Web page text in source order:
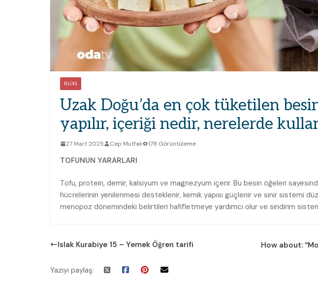
BLOG
Uzak Doğu’da en çok tüketilen
yapılır, içeriği nedir, nerelerde
27 Mart 2025 Cep Mutfak 178 Görüntüleme
TOFUNUN YARARLARI
Tofu, protein, demir, kalsiyum ve magnezyum içerir. Bu besin öğeleri
hücrelerinin yenilenmesi desteklenir, kemik yapısı güçlenir ve sinir sistemi
menopoz dönemindeki belirtileri hafifletmeye yardımcı olur ve sindirim
Islak Kurabiye 15 – Yemek Öğren tarifi How about:
Yazıyı paylaş: